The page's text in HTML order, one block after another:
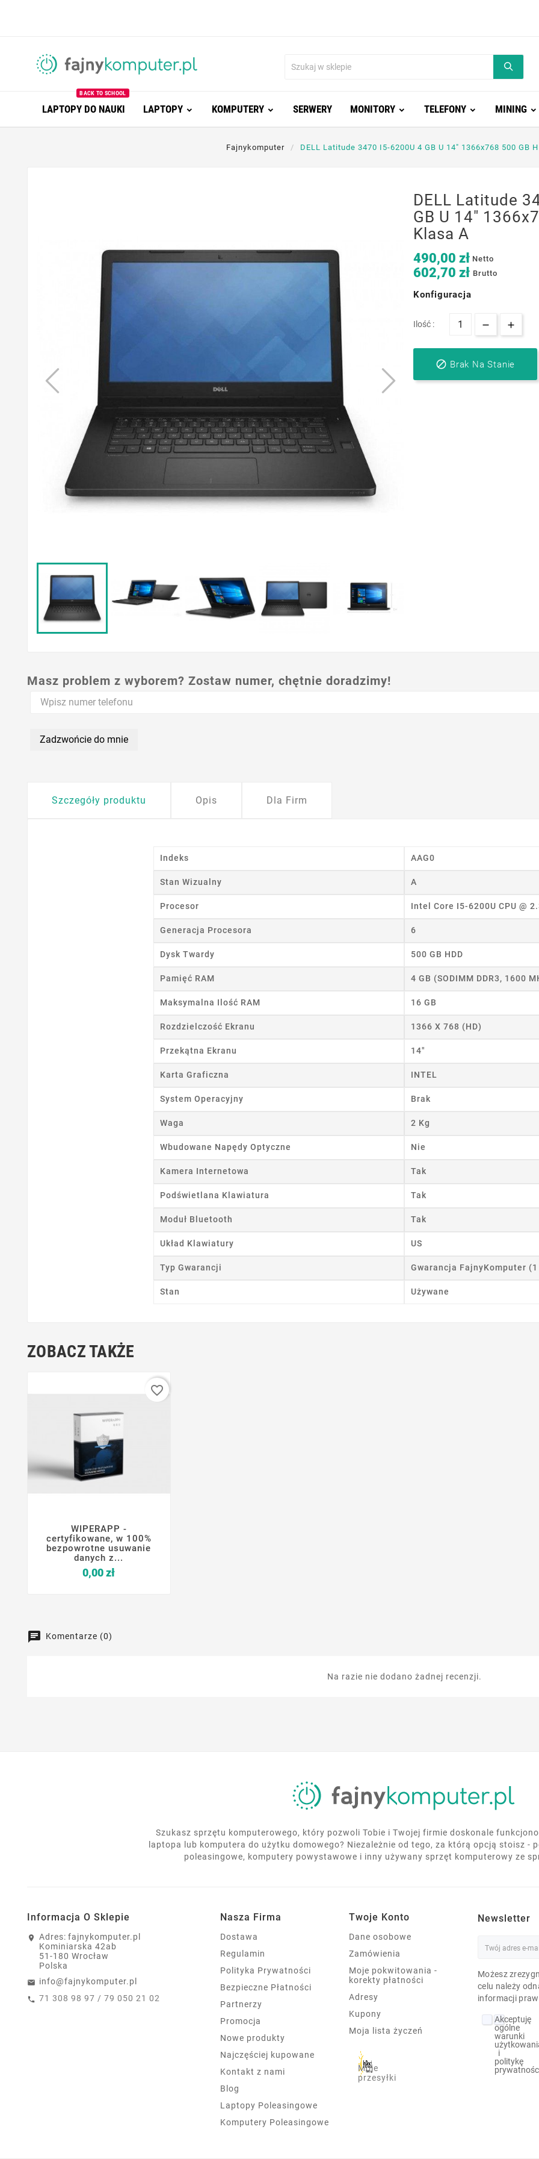
LAPTOPY DO NAUKI
BACK TO SCHOOL
LAPTOPY KOMPUTERY SERWERY MONITORY TELEFONY MINING
Fajnykomputer DELL Latitude 3470 I5-6200U 4 GB U 14" 1366x768 500 GB
DELL Latitude
GB U 14"
Klasa A
490,00 zł Netto
602,70 zł Brutto
Konfiguracja
Ilość :
 Brak Na Stanie
Masz problem z wyborem? Zostaw numer, chętnie doradzimy!
Zadzwońcie do mnie
Szczegóły produktu Opis Dla Firm
Indeks AAG0
Stan Wizualny A
Procesor Intel Core I5-6200U CPU @
Generacja Procesora 6
Dysk Twardy 500 GB HDD
Pamięć RAM 4 GB (SODIMM DDR3, 1600
Maksymalna Ilość RAM 16 GB
Rozdzielczość Ekranu 1366 X 768 (HD)
Przekątna Ekranu 14"
Karta Graficzna INTEL
System Operacyjny Brak
Waga 2 Kg
Wbudowane Napędy Optyczne Nie
Kamera Internetowa Tak
Podświetlana Klawiatura Tak
Moduł Bluetooth Tak
Układ Klawiatury US
Typ Gwarancji Gwarancja FajnyKomputer (1
Stan Używane
ZOBACZ TAKŻE
   
WIPERAPP -
certyfikowane, w 100%
bezpowrotne usuwanie
danych z...
0,00 złCena
favorite_border
Komentarze (0)
Na razie nie dodano żadnej recenzji.
Szukasz sprzętu komputerowego, który pozwoli Tobie i Twojej firmie doskonale
laptopa lub komputera do użytku domowego? Niezależnie od tego, za którą opcją stoisz -
poleasingowe, komputery powystawowe i inny używany sprzęt komputerowy ze
Informacja O Sklepie
Adres: fajnykomputer.pl
Kominiarska 42ab
51-180 Wrocław
Polska
info@fajnykomputer.pl
71 308 98 97 / 79 050 21 02
Nasza Firma
Dostawa
Regulamin
Polityka Prywatności
Bezpieczne Płatności
Partnerzy
Promocja
Nowe produkty
Najczęściej kupowane
Kontakt z nami
Blog
Laptopy Poleasingowe
Komputery Poleasingowe
Twoje Konto
Dane osobowe
Zamówienia
Moje pokwitowania -
korekty płatności
Adresy
Kupony
Moja lista życzeń
Moje
przesyłki
Newsletter
Możesz
celu należy
informacji
Akceptuję
ogólne
warunki
i
politykę
Utwórz listę życzeń